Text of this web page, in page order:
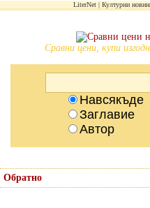
LiterNet Културни
Сравни цени, купи
Навсякъде
Заглавие
Автор
Обратно